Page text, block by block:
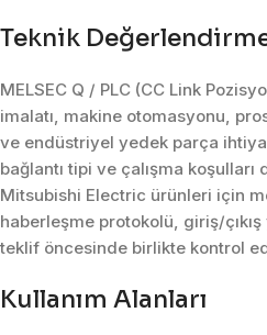
Teknik
MELSEC Q / PLC (CC Link
imalatı, makine otomasyonu,
ve endüstriyel yedek parça
bağlantı tipi ve çalışma
Mitsubishi Electric ürünleri için
haberleşme protokolü, giriş/çıkış
teklif öncesinde birlikte kontrol
Kullanım Alanları